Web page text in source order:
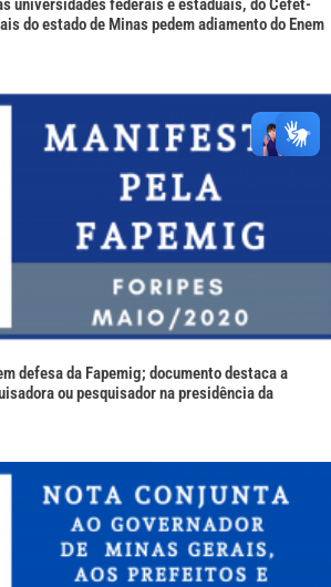
universidades federais e estaduais, do Cefet-
do estado de Minas pedem adiamento do Enem
defesa da Fapemig; documento destaca a
ou pesquisador na presidência da